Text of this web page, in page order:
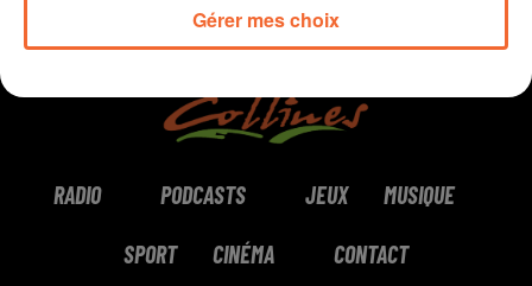
RADIO PODCASTS JEUX MUSIQUE
SPORT CINÉMA CONTACT
Gérer mes choix